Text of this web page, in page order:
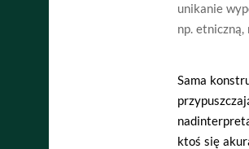
unikanie
np.
Sama
ktoś się